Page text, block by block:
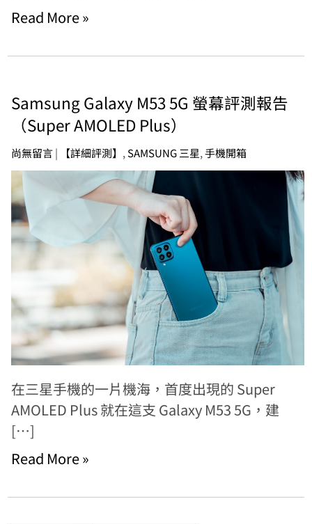
Read More »
Samsung Galaxy M53 5G 螢幕評測報告
（Super AMOLED Plus）
尚無留言| 【詳細評測】 , SAMSUNG 三星,手機開箱
在三星手機的一片機海，首度出現的 Super
AMOLED Plus 就在這支 Galaxy M53 5G，建
[…]
Read More »